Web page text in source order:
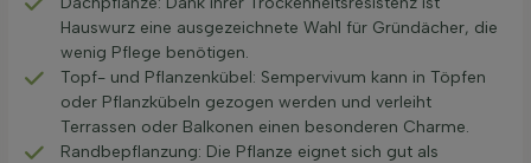
Hauswurz eine ausgezeichnete Wahl für Gründächer, die
wenig Pflege benötigen.
Topf- und Pflanzenkübel: Sempervivum kann in Töpfen
oder Pflanzkübeln gezogen werden und verleiht
Terrassen oder Balkonen einen besonderen Charme.
Randbepflanzung: Die Pflanze eignet sich gut als